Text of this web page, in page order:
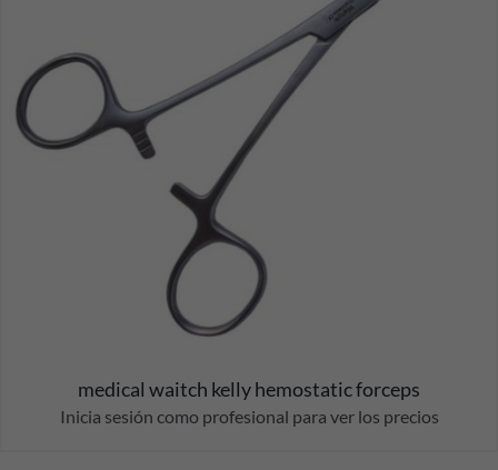
medical waitch kelly hemostatic forceps
Inicia sesión como profesional para ver los precios